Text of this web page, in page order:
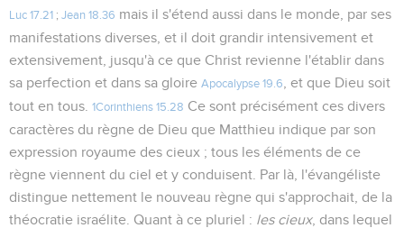
Luc 17.21 ; Jean 18.36 mais il s'étend aussi dans le monde, par ses
manifestations diverses, et il doit grandir intensivement et
extensivement, jusqu'à ce que Christ revienne l'établir dans
sa perfection et dans sa gloire Apocalypse 19.6
, et que Dieu soit
tout en tous.
1Corinthiens 15.28 Ce sont précisément ces divers
caractères du règne de Dieu que Matthieu indique par son
expression royaume des cieux ; tous les éléments de ce
règne viennent du ciel et y conduisent. Par là, l'évangéliste
distingue nettement le nouveau règne qui s'approchait, de la
théocratie israélite. Quant à ce pluriel : les cieux, dans lequel